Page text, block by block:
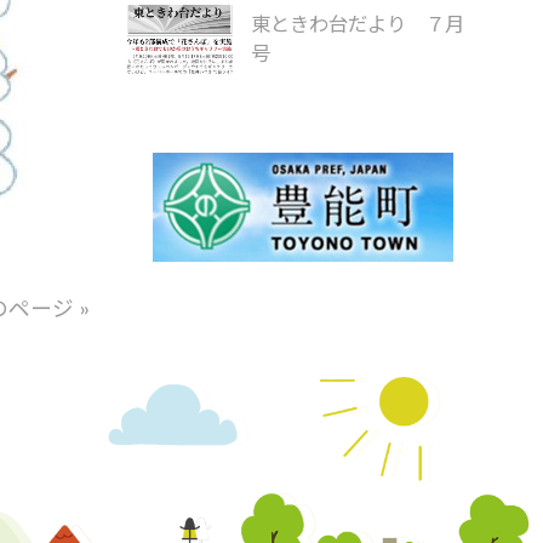
ページ »
東ときわ台だより ７月
号